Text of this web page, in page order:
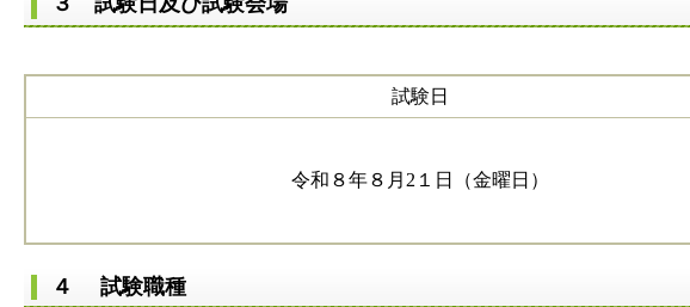
試験日
令和８年８月2１日（金曜日）
４ 試験職種